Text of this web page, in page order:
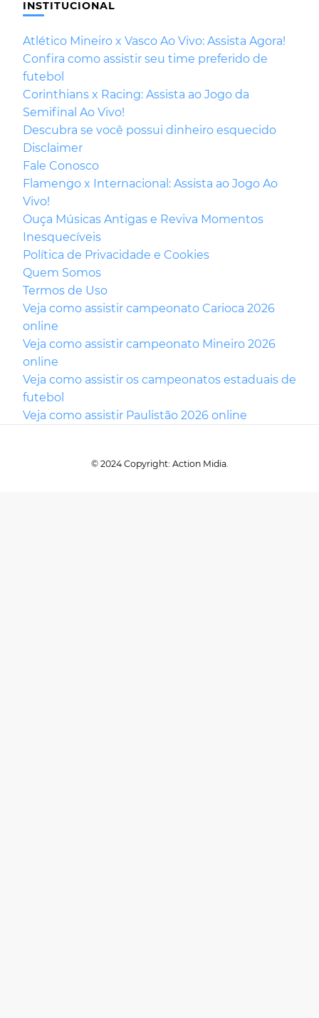
INSTITUCIONAL
Atlético Mineiro x Vasco Ao Vivo: Assista Agora!
Confira como assistir seu time preferido de
futebol
Corinthians x Racing: Assista ao Jogo da
Semifinal Ao Vivo!
Descubra se você possui dinheiro esquecido
Disclaimer
Fale Conosco
Flamengo x Internacional: Assista ao Jogo Ao
Vivo!
Ouça Músicas Antigas e Reviva Momentos
Inesquecíveis
Política de Privacidade e Cookies
Quem Somos
Termos de Uso
Veja como assistir campeonato Carioca 2026
online
Veja como assistir campeonato Mineiro 2026
online
Veja como assistir os campeonatos estaduais de
futebol
Veja como assistir Paulistão 2026 online
© 2024 Copyright: Action Midia.